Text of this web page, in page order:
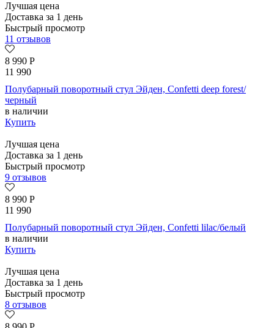
Лучшая цена
Доставка за 1 день
Быстрый просмотр
11 отзывов
8 990 Р
11 990
Полубарный поворотный стул Эйден, Confetti deep forest/
черный
в наличии
Купить
Лучшая цена
Доставка за 1 день
Быстрый просмотр
9 отзывов
8 990 Р
11 990
Полубарный поворотный стул Эйден, Confetti lilac/белый
в наличии
Купить
Лучшая цена
Доставка за 1 день
Быстрый просмотр
8 отзывов